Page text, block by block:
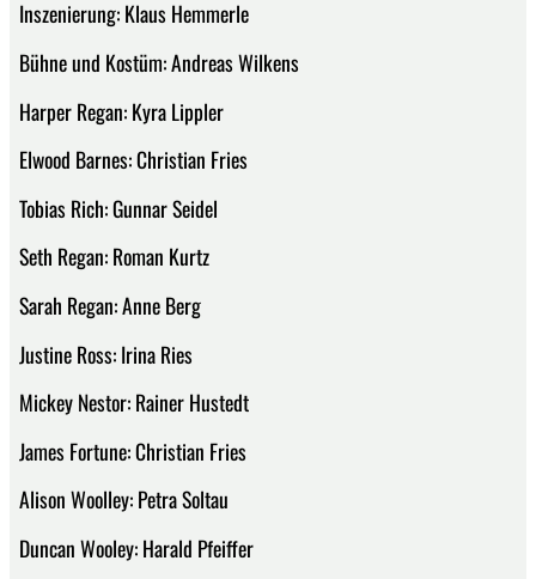
Inszenierung: Klaus Hemmerle
Bühne und Kostüm: Andreas Wilkens
Harper Regan: Kyra Lippler
Elwood Barnes: Christian Fries
Tobias Rich: Gunnar Seidel
Seth Regan: Roman Kurtz
Sarah Regan: Anne Berg
Justine Ross: Irina Ries
Mickey Nestor: Rainer Hustedt
James Fortune: Christian Fries
Alison Woolley: Petra Soltau
Duncan Wooley: Harald Pfeiffer